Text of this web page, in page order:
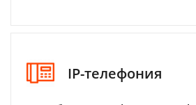
IP-телефония